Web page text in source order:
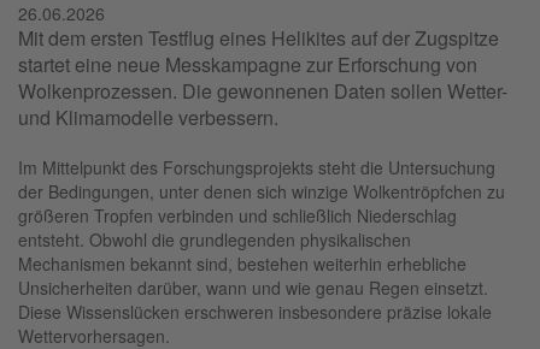
26.06.2026
Mit dem ersten Testflug eines Helikites auf der Zugspitze
startet eine neue Messkampagne zur Erforschung von
Wolkenprozessen. Die gewonnenen Daten sollen Wetter-
und Klimamodelle verbessern.
Im Mittelpunkt des Forschungsprojekts steht die Untersuchung
der Bedingungen, unter denen sich winzige Wolkentröpfchen zu
größeren Tropfen verbinden und schließlich Niederschlag
entsteht. Obwohl die grundlegenden physikalischen
Mechanismen bekannt sind, bestehen weiterhin erhebliche
Unsicherheiten darüber, wann und wie genau Regen einsetzt.
Diese Wissenslücken erschweren insbesondere präzise lokale
Wettervorhersagen.